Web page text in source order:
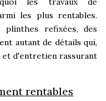
les plus rentables.
refixées, des
autant de détails qui,
et d'entretien rassurant
rentables